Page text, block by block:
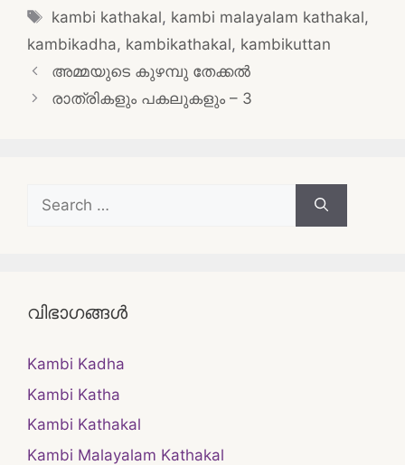
Tags
kambi kathakal, kambi malayalam kathakal,
kambikadha, kambikathakal, kambikuttan
Post
navigation
അമ്മയുടെ കുഴമ്പു തേക്കൽ
രാത്രികളും പകലുകളും – 3
Search
for:
വിഭാഗങ്ങൾ
Kambi Kadha
Kambi Katha
Kambi Kathakal
Kambi Malayalam Kathakal